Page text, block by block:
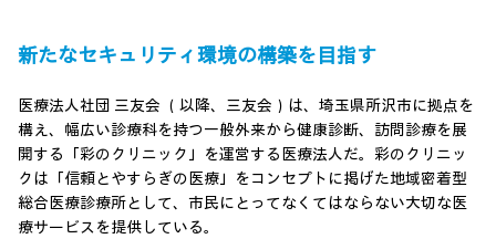
新たなセキュリティ環境の構築を目指す
医療法人社団 三友会 （以降、三友会）は、埼玉県所沢市に拠点を
構え、幅広い診療科を持つ一般外来から健康診断、訪問診療を展
開する「彩のクリニック」を運営する医療法人だ。彩のクリニッ
クは「信頼とやすらぎの医療」をコンセプトに掲げた地域密着型
総合医療診療所として、市民にとってなくてはならない大切な医
療サービスを提供している。